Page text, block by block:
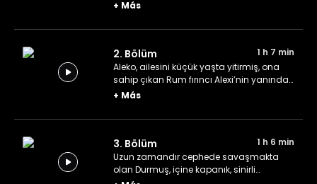
genç sayısı azalmaya başlamıştır.
cepheye gitmesiyle iyice yalnızlaşır.
+ Más
2. Bölüm
1 h 7 min
Aleko, ailesini küçük yaşta yitirmiş, ona
sahip çıkan Rum fırıncı Alexi’nin yanında
büyümüştür. Aslında Türk olan Aleko’nun
+ Más
3. Bölüm
1 h 6 min
Uzun zamandır cephede savaşmakta
olan Durmuş, içine kapanık, sinirli